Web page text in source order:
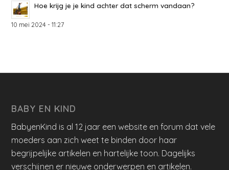
Hoe krijg je je kind achter dat scherm vandaan?
10 mei 2024 - 11:27
BABY EN KIND
BabyenKind is al 12 jaar een website en forum dat vele
moeders aan zich weet te binden door haar
begrijpelijke artikelen en hartelijke toon. Dagelijks
verschijnen er nieuwe onderwerpen en artikelen.